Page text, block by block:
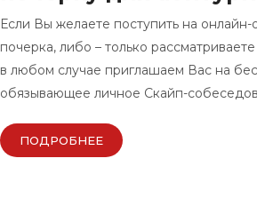
Если Вы желаете поступить на
почерка, либо – только
в любом случае приглашаем Вас на
обязывающее личное Скайп-
ПОДРОБНЕЕ